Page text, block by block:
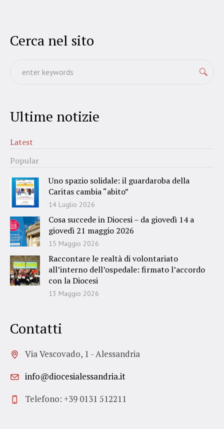
Cerca nel sito
Ultime notizie
Latest
Popular
Uno spazio solidale: il guardaroba della
Caritas cambia “abito”
14 Luglio 2026
Cosa succede in Diocesi – da giovedì 14 a
giovedì 21 maggio 2026
15 Maggio 2026
Raccontare le realtà di volontariato
all’interno dell’ospedale: firmato l’accordo
con la Diocesi
13 Maggio 2026
Contatti
Via Vescovado, 1 - Alessandria
info@diocesialessandria.it
Telefono: +39 0131 512211